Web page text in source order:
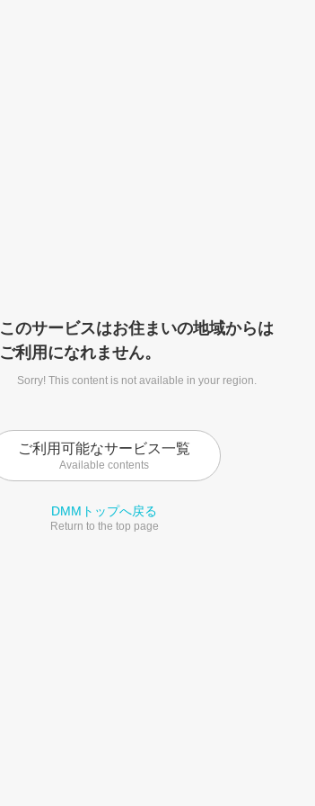
このサービスはお住まいの地域からは
ご利用になれません。
Sorry! This content is not available in your region.
ご利用可能なサービス一覧
Available contents
DMMトップへ戻る
Return to the top page